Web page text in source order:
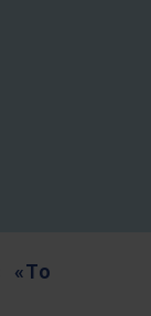
«Το